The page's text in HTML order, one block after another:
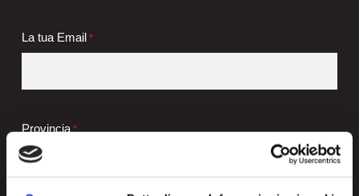
La tua Email *
Provincia *